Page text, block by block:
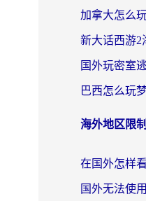
海外地区限制